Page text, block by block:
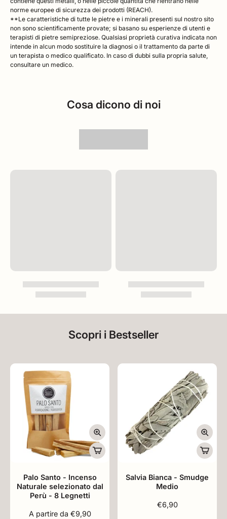
norme europee di sicurezza dei prodotti (REACH).
**Le caratteristiche di tutte le pietre e i minerali presenti sul nostro sito
non sono scientificamente provate; si basano su esperienze di utenti e
terapisti di pietre semipreziose. Qualsiasi proprietà curativa indicata non
intende in alcun modo sostituire la diagnosi o il trattamento da parte di
un terapista o medico qualificato. In caso di dubbi sulla propria salute,
consultare un medico.
Cosa dicono di noi
Scopri i Bestseller
Palo Santo - Incenso
Naturale selezionato dal
Perù - 8 Legnetti
A partire da €9,90
Salvia Bianca - Smudge
Medio
€6,90